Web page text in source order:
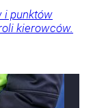
i punktów
kierowców.